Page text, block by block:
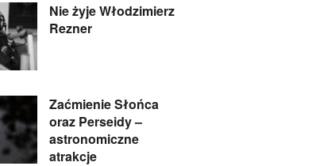
Nie żyje Włodzimierz
Rezner
Zaćmienie Słońca
oraz Perseidy –
astronomiczne
atrakcje